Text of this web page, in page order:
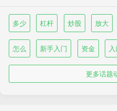
多少 杠杆 炒股 放大
怎么 新手入门 资金
更多话题